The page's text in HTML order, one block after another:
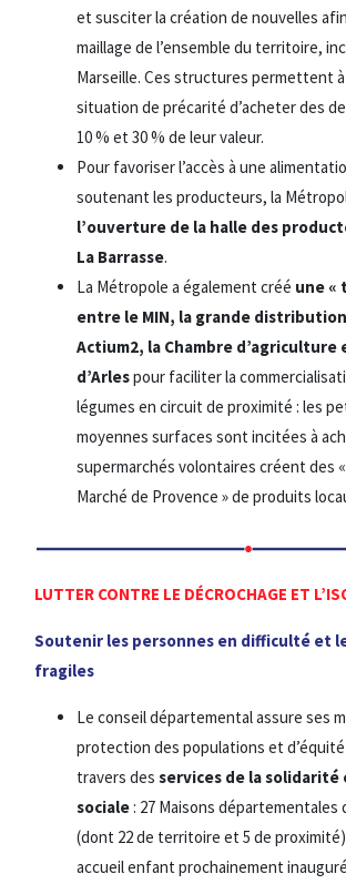
et susciter la création de nouvelles
maillage de l’ensemble du territoire,
Marseille. Ces structures permettent
situation de précarité d’acheter des
10 % et 30 % de leur valeur.
Pour favoriser l’accès à une
soutenant les producteurs, la
l’ouverture de la halle des
La Barrasse.
La Métropole a également créé une «
entre le MIN, la grande
Actium2, la Chambre d’agriculture
d’Arlespour faciliter la
légumes en circuit de proximité : les
moyennes surfaces sont incitées à
supermarchés volontaires créent des
Marché de Provence » de produits
LUTTER CONTRE LE DÉCROCHAGE ET
Soutenir les personnes en difficulté et
fragiles
Le conseil départemental assure ses
protection des populations et
travers desservices de la solidarité
sociale: 27 Maisons départementales
(dont 22 de territoire et 5 de
accueil enfant prochainement